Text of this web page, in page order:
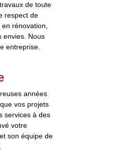
de toute
respect de
rénovation,
envies. Nous
entreprise.
années
vos projets
services à des
votre
son équipe de